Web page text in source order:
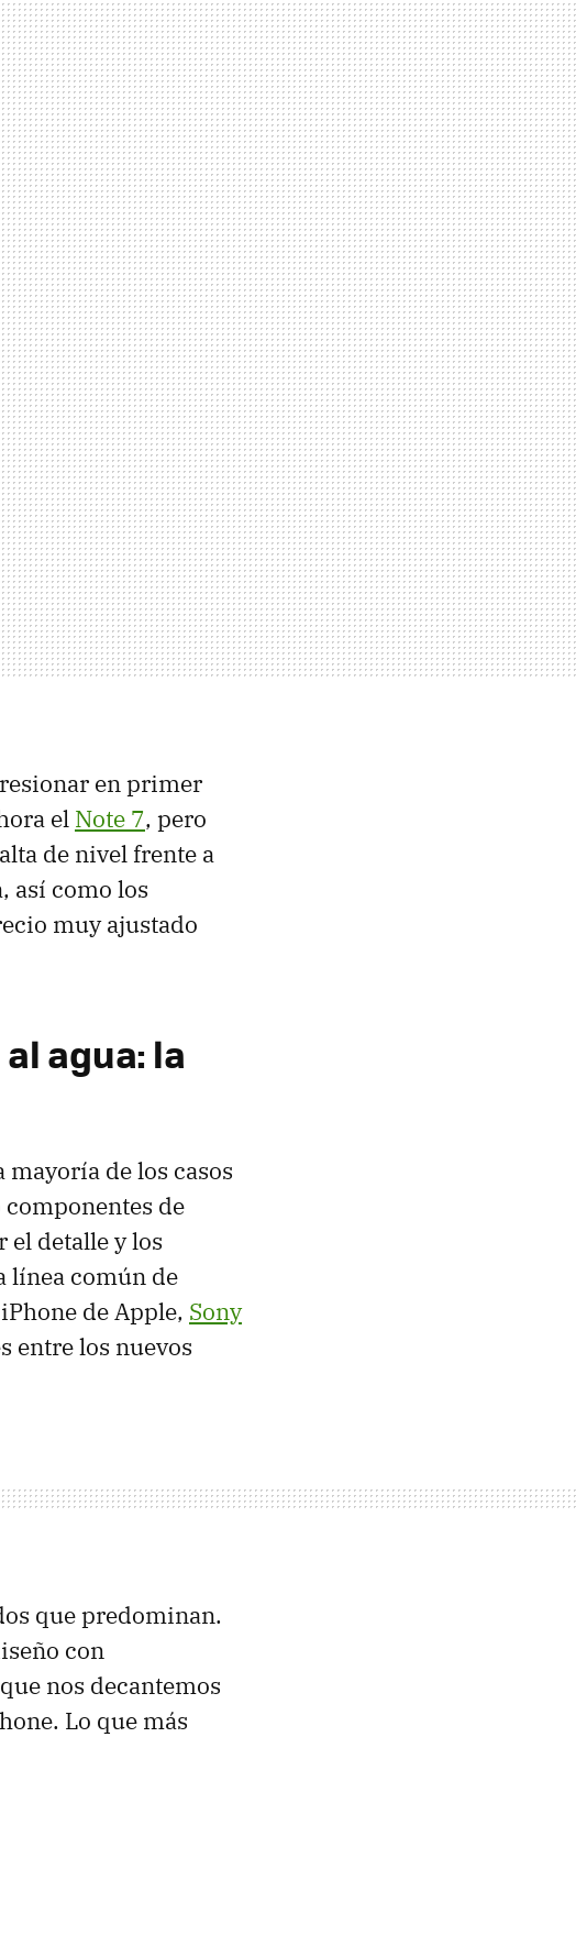
en primer
el Note 7, pero
de nivel frente a
así como los
muy ajustado
agua: la
mayoría de los casos
de
detalle y los
línea común de
de Apple, Sony
entre los nuevos
que predominan.
con
nos decantemos
Lo que más